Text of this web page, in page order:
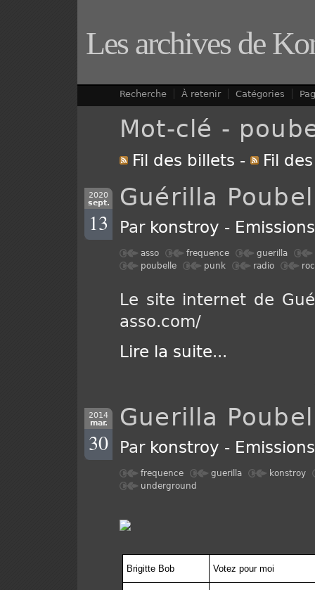
Les archives de
Recherche À retenir Catégories
Mot-clé -
Fil des billets - Fil
2020
sept.
13
Guérilla
Par konstroy -
asso frequence
guerilla
poubelle
punk radio
Le site internet de
asso.com/
Lire la suite...
2014
mar.
30
Guerilla
Par konstroy -
frequence guerilla
konstroy
underground
Brigitte Bob Votez pour moi